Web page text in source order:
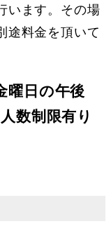
います。その場
途料金を頂いて
曜日の午後
数制限有り